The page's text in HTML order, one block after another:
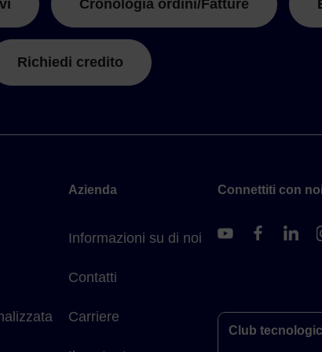
Cronologia ordini/Fatture
Richiedi credito
Azienda
Informazioni su di noi
Contatti
Carriere
Connettiti con
Club